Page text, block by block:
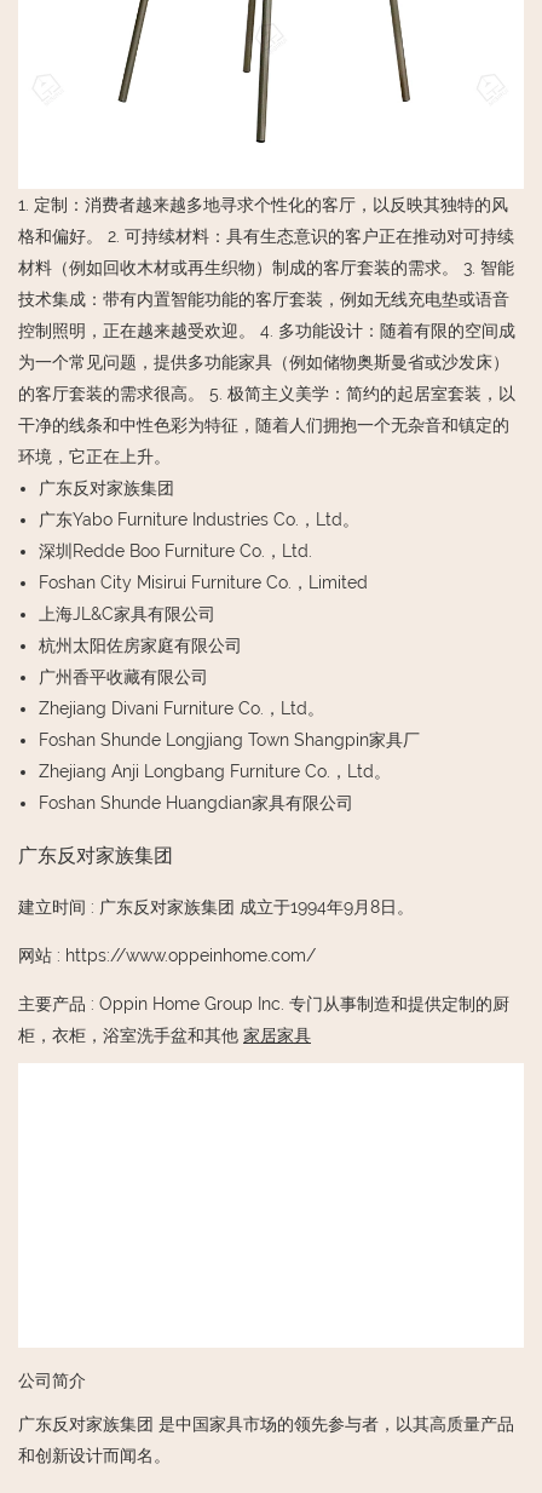
1. 定制：消费者越来越多地寻求个性化的客厅，以反映其独特的风
格和偏好。 2. 可持续材料：具有生态意识的客户正在推动对可持续
材料（例如回收木材或再生织物）制成的客厅套装的需求。 3. 智能
技术集成：带有内置智能功能的客厅套装，例如无线充电垫或语音
控制照明，正在越来越受欢迎。 4. 多功能设计：随着有限的空间成
为一个常见问题，提供多功能家具（例如储物奥斯曼省或沙发床）
的客厅套装的需求很高。 5. 极简主义美学：简约的起居室套装，以
干净的线条和中性色彩为特征，随着人们拥抱一个无杂音和镇定的
环境，它正在上升。
广东反对家族集团
广东Yabo Furniture Industries Co.，Ltd。
深圳Redde Boo Furniture Co.，Ltd.
Foshan City Misirui Furniture Co.，Limited
上海JL&C家具有限公司
杭州太阳佐房家庭有限公司
广州香平收藏有限公司
Zhejiang Divani Furniture Co.，Ltd。
Foshan Shunde Longjiang Town Shangpin家具厂
Zhejiang Anji Longbang Furniture Co.，Ltd。
Foshan Shunde Huangdian家具有限公司
广东反对家族集团
建立时间 : 广东反对家族集团 成立于1994年9月8日。
网站 : https://www.oppeinhome.com/
主要产品 : Oppin Home Group Inc. 专门从事制造和提供定制的厨
柜，衣柜，浴室洗手盆和其他 家居家具
公司简介
广东反对家族集团 是中国家具市场的领先参与者，以其高质量产品
和创新设计而闻名。